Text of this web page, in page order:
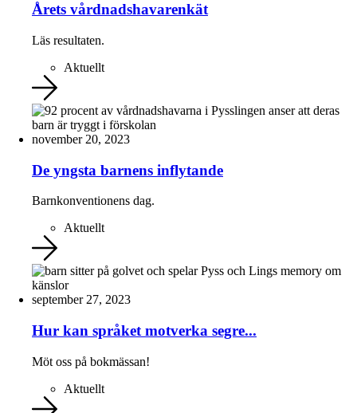
Årets vårdnadshavarenkät
Läs resultaten.
Aktuellt
november 20, 2023
De yngsta barnens inflytande
Barnkonventionens dag.
Aktuellt
september 27, 2023
Hur kan språket motverka segre...
Möt oss på bokmässan!
Aktuellt